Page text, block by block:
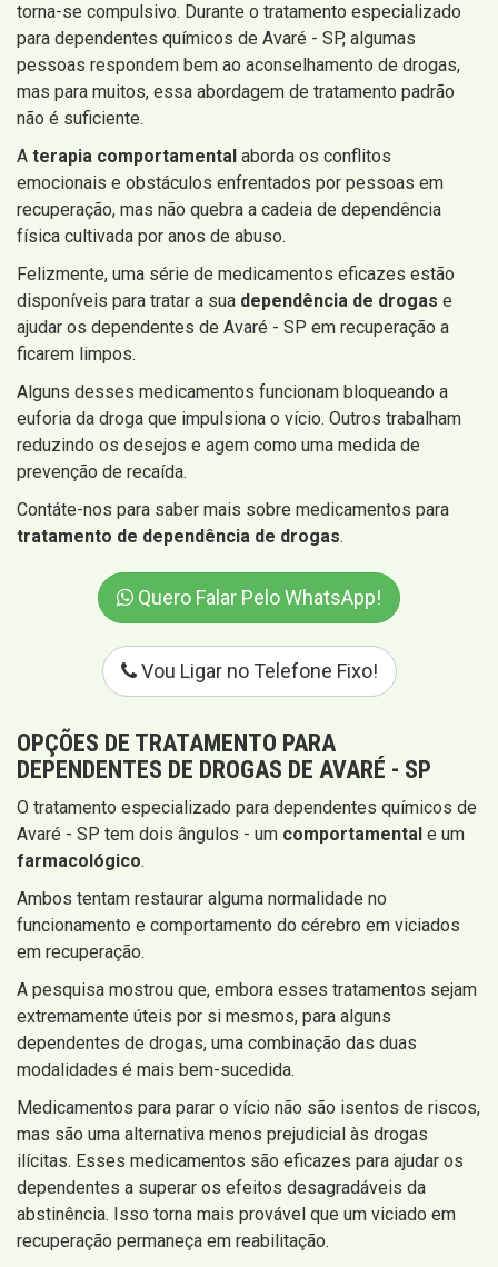
torna-se compulsivo. Durante o tratamento especializado
para dependentes químicos de Avaré - SP, algumas
pessoas respondem bem ao aconselhamento de drogas,
mas para muitos, essa abordagem de tratamento padrão
não é suficiente.
A terapia comportamental aborda os conflitos
emocionais e obstáculos enfrentados por pessoas em
recuperação, mas não quebra a cadeia de dependência
física cultivada por anos de abuso.
Felizmente, uma série de medicamentos eficazes estão
disponíveis para tratar a sua dependência de drogas e
ajudar os dependentes de Avaré - SP em recuperação a
ficarem limpos.
Alguns desses medicamentos funcionam bloqueando a
euforia da droga que impulsiona o vício. Outros trabalham
reduzindo os desejos e agem como uma medida de
prevenção de recaída.
Contáte-nos para saber mais sobre medicamentos para
tratamento de dependência de drogas.
Quero Falar Pelo WhatsApp!
Vou Ligar no Telefone Fixo!
OPÇÕES DE TRATAMENTO PARA
DEPENDENTES DE DROGAS DE AVARÉ - SP
O tratamento especializado para dependentes químicos de
Avaré - SP tem dois ângulos - um comportamental e um
farmacológico.
Ambos tentam restaurar alguma normalidade no
funcionamento e comportamento do cérebro em viciados
em recuperação.
A pesquisa mostrou que, embora esses tratamentos sejam
extremamente úteis por si mesmos, para alguns
dependentes de drogas, uma combinação das duas
modalidades é mais bem-sucedida.
Medicamentos para parar o vício não são isentos de riscos,
mas são uma alternativa menos prejudicial às drogas
ilícitas. Esses medicamentos são eficazes para ajudar os
dependentes a superar os efeitos desagradáveis ​​da
abstinência. Isso torna mais provável que um viciado em
recuperação permaneça em reabilitação.